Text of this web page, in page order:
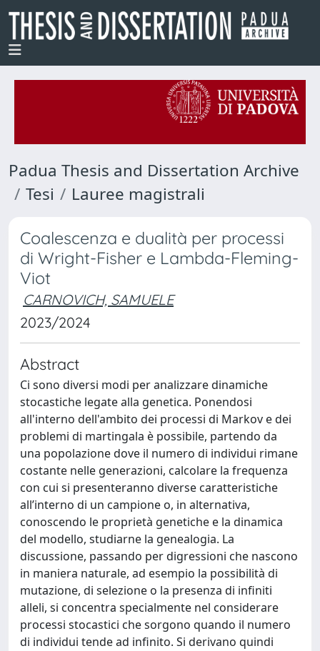
Padua Thesis and Dissertation Archive
Tesi
Lauree magistrali
Coalescenza e dualità per processi
di Wright-Fisher e Lambda-Fleming-
Viot
CARNOVICH, SAMUELE
2023/2024
Abstract
Ci sono diversi modi per analizzare dinamiche
stocastiche legate alla genetica. Ponendosi
all'interno dell'ambito dei processi di Markov e dei
problemi di martingala è possibile, partendo da
una popolazione dove il numero di individui rimane
costante nelle generazioni, calcolare la frequenza
con cui si presenteranno diverse caratteristiche
all’interno di un campione o, in alternativa,
conoscendo le proprietà genetiche e la dinamica
del modello, studiarne la genealogia. La
discussione, passando per digressioni che nascono
in maniera naturale, ad esempio la possibilità di
mutazione, di selezione o la presenza di infiniti
alleli, si concentra specialmente nel considerare
processi stocastici che sorgono quando il numero
di individui tende ad infinito. Si derivano quindi